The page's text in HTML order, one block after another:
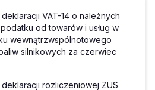
deklaracji VAT-14 o należnych
od towarów i usług w
wewnątrzwspólnotowego
silnikowych za czerwiec
deklaracji rozliczeniowej ZUS